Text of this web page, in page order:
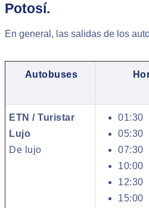
Potosí.
En general, las salidas de los
Autobuses
ETN / Turistar
Lujo
De lujo
01:30
05:30
07:30
10:00
12:30
15:00